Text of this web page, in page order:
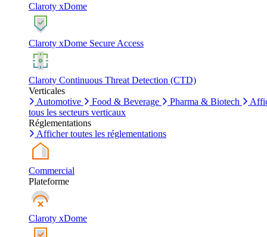
Claroty xDome
Claroty xDome Secure Access
Claroty Continuous Threat Detection (CTD)
Verticales
Automotive
Food & Beverage Pharma & Biotech
tous les secteurs verticaux
Réglementations
Afficher toutes les réglementations
Commercial
Plateforme
Claroty xDome